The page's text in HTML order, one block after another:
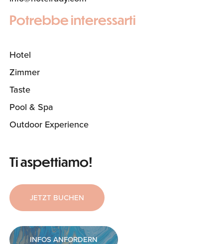
Potrebbe interessarti
Hotel
Zimmer(Aktuelle Seite)
Taste
Pool & Spa
Outdoor Experience
Ti aspettiamo!
JETZT BUCHEN
INFOS ANFORDERN